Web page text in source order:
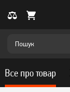
Все про товар